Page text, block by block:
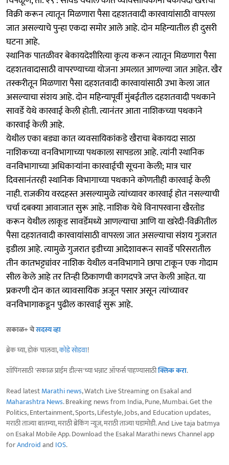
विक्री करून त्यातून मिळणारा पैसा दहशतवादी कारवायांसाठी वापरला
जात असल्याचे पुन्हा एकदा समोर आले आहे. दोन महिन्यातील ही दुसरी
घटना आहे.
स्थानिक पातळीवर बेकायदेशीरित्या कृत्य करून त्यातून मिळणारा पैसा
दहशतवादासाठी वापरण्याच्या योजना अमलात आणल्या जात आहेत. खैर
तस्करीतून मिळणारा पैसा दहशतवादी कारवायांसाठी उभा केला जात
असल्याचा संशय आहे. दोन महिन्यापूर्वी मुंबईतील दहशतवादी पथकाने
सावर्डे येथे कारवाई केली होती. त्यानंतर आता नाशिकच्या पथकाने
कारवाई केली आहे.
येथील एका बड्या कात व्यवसायिकांकडे खैराचा बेकायदा साठा
नाशिकच्या वनविभागाच्या पथकाला सापडला आहे. त्यांनी स्थानिक
वनविभागाच्या अधिकाऱ्यांना कारवाईची सूचना केली; मात्र चार
दिवसानंतरही स्थानिक विभागाच्या पथकाने कोणतीही कारवाई केली
नाही. राजकीय वरदहस्त असल्यामुळे त्यांच्यावर कारवाई होत नसल्याची
चर्चा दबक्या आवाजात सुरू आहे. नाशिक येथे विनापरवाना खैरतोड
करून येथील लाकूड सावर्डेमध्ये आणल्याचा आणि या खरेदी-विक्रीतील
पैसा दहशतवादी कारवायांसाठी वापरला जात असल्याचा संशय गुजरात
इडीला आहे. त्यामुळे गुजरात इडीच्या आदेशावरून सावर्डे परिसरातील
तीन कातभट्ट्यांवर नाशिक येथील वनविभागाने छापा टाकून एक गोदाम
सील केले आहे तर तिन्ही ठिकाणची कागदपत्रे जप्त केली आहेत. या
प्रकरणी दोन कात व्यावसायिक अजून पसार असून त्यांच्यावर
वनविभागाकडून पुढील कारवाई सुरू आहे.
सकाळ+ चेसदस्य व्हा
ब्रेक घ्या, डोकं चालवा,कोडे सोडवा!
शॉपिंगसाठी 'सकाळ प्राईम डील्स'च्या भन्नाट ऑफर्स पाहण्यासाठीक्लिक करा.
Read latestMarathi news, Watch Live Streaming on Esakal and
Maharashtra News. Breaking news from India, Pune, Mumbai. Get the
Politics, Entertainment, Sports, Lifestyle, Jobs, and Education updates,
मराठी ताज्या बातम्या, मराठी ब्रेकिंग न्यूज, मराठी ताज्या घडामोडी. And Live taja batmya
on Esakal Mobile App. Download the Esakal Marathi news Channel app
forAndroidand IOS.